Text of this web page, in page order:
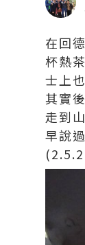
在回
杯熱
士上
其實
走到
早說